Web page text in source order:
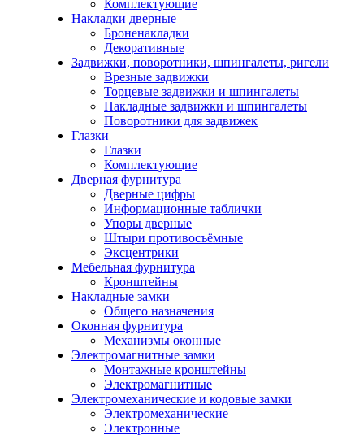
Комплектующие
Накладки дверные
Броненакладки
Декоративные
Задвижки, поворотники, шпингалеты, ригели
Врезные задвижки
Торцевые задвижки и шпингалеты
Накладные задвижки и шпингалеты
Поворотники для задвижек
Глазки
Глазки
Комплектующие
Дверная фурнитура
Дверные цифры
Информационные таблички
Упоры дверные
Штыри противосъёмные
Эксцентрики
Мебельная фурнитура
Кронштейны
Накладные замки
Общего назначения
Оконная фурнитура
Механизмы оконные
Электромагнитные замки
Монтажные кронштейны
Электромагнитные
Электромеханические и кодовые замки
Электромеханические
Электронные